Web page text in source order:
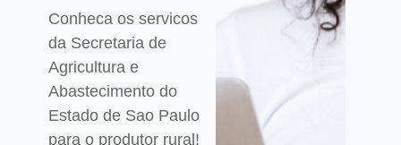
Conheca os servicos
da Secretaria de
Agricultura e
Abastecimento do
Estado de Sao Paulo
para o produtor rural!